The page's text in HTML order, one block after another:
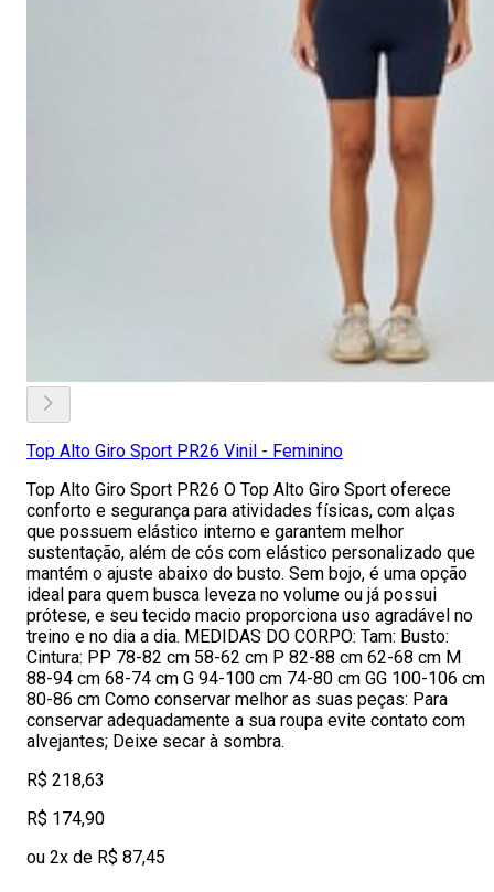
Top Alto Giro Sport PR26 Vinil - Feminino
Top Alto Giro Sport PR26 O Top Alto Giro Sport oferece
conforto e segurança para atividades físicas, com alças
que possuem elástico interno e garantem melhor
sustentação, além de cós com elástico personalizado que
mantém o ajuste abaixo do busto. Sem bojo, é uma opção
ideal para quem busca leveza no volume ou já possui
prótese, e seu tecido macio proporciona uso agradável no
treino e no dia a dia. MEDIDAS DO CORPO: Tam: Busto:
Cintura: PP 78-82 cm 58-62 cm P 82-88 cm 62-68 cm M
88-94 cm 68-74 cm G 94-100 cm 74-80 cm GG 100-106 cm
80-86 cm Como conservar melhor as suas peças: Para
conservar adequadamente a sua roupa evite contato com
alvejantes; Deixe secar à sombra.
R$ 218,63
R$ 174,90
ou 2x de R$ 87,45